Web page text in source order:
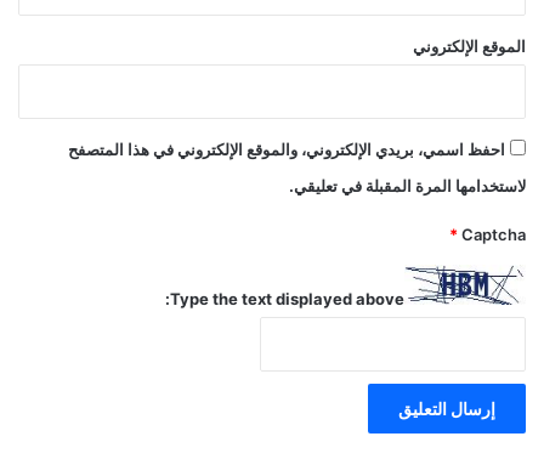
الموقع الإلكتروني
احفظ اسمي، بريدي الإلكتروني، والموقع الإلكتروني في هذا المتصفح
لاستخدامها المرة المقبلة في تعليقي.
Captcha
*
Type the text displayed above: